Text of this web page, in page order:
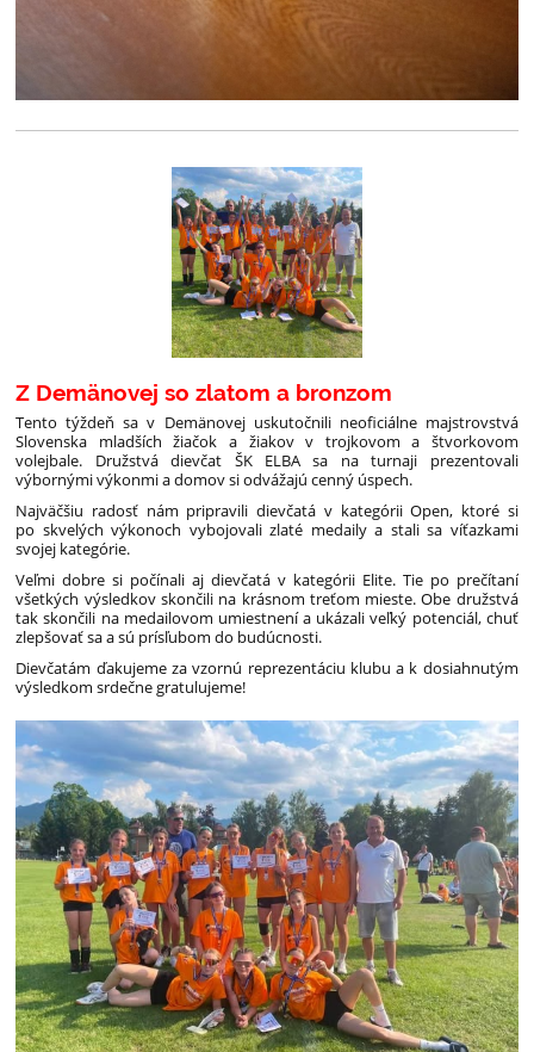
Z Demänovej so zlatom a bronzom
Tento týždeň sa v Demänovej uskutočnili neoficiálne majstrovstvá
Slovenska mladších žiačok a žiakov v trojkovom a štvorkovom
volejbale. Družstvá dievčat ŠK ELBA sa na turnaji prezentovali
výbornými výkonmi a domov si odvážajú cenný úspech.
Najväčšiu radosť nám pripravili dievčatá v kategórii Open, ktoré si
po skvelých výkonoch vybojovali zlaté medaily a stali sa víťazkami
svojej kategórie.
Veľmi dobre si počínali aj dievčatá v kategórii Elite. Tie po prečítaní
všetkých výsledkov skončili na krásnom treťom mieste. Obe družstvá
tak skončili na medailovom umiestnení a ukázali veľký potenciál, chuť
zlepšovať sa a sú prísľubom do budúcnosti.
Dievčatám ďakujeme za vzornú reprezentáciu klubu a k dosiahnutým
výsledkom srdečne gratulujeme!